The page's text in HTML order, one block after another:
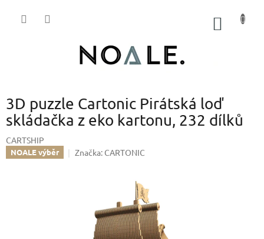
3D puzzle Cartonic Pirátská loď
skládačka z eko kartonu, 232 dílků
CARTSHIP
NOALE výběr Značka: CARTONIC